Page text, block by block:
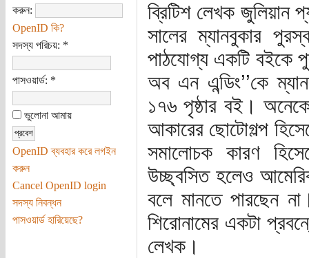
করুন:
OpenID কি?
সদস্য পরিচয়: *
পাসওয়ার্ড: *
ভুলোনা আমায়
OpenID ব্যবহার করে লগইন
করুন
Cancel OpenID login
সদস্য নিবন্ধন
পাসওয়ার্ড হারিয়েছে?
ব্রিটিশ লেখক জুলিয়ান
সালের ম্যানবুকার
পাঠযোগ্য একটি বইকে
অব এন এন্ডিং’’কে
১৭৬ পৃষ্ঠার বই।
আকারের ছোটোগল্প
সমালোচক কারণ
উচ্ছ্বসিত হলেও
বলে মানতে পারছেন
শিরোনামের একটা
লেখক।